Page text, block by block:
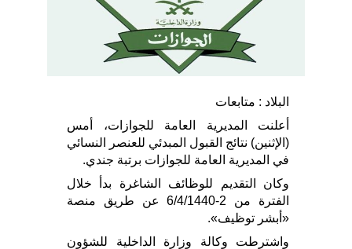
البلاد : متابعات
أعلنت المديرية العامة للجوازات، أمس
(الإثنين) نتائج القبول المبدئي للعنصر النسائي
في المديرية العامة للجوازات برتبة جندي.
وكان التقديم للوظائف الشاغرة بدأ خلال
الفترة من 2-6/4/1440 عن طريق منصة
«أبشر توظيف».
واشترطت وكالة وزارة الداخلية للشؤون